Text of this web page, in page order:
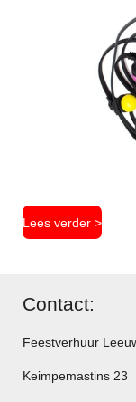
Lees verder >
Contact:
Feestverhuur
Keimpemastins 23